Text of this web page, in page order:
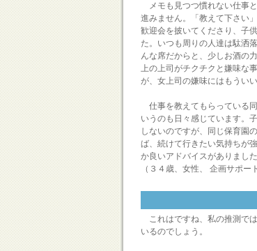
メモも見つつ慣れない仕事
進みません。「教えて下さい
歓迎会を披いてくださり、子
た。いつも周りの人達は駄洒
んな席だからと、少しお酒の
上の上司がチクチクと嫌味な
が、女上司の嫌味にはもうい
仕事を教えてもらっている
いうのも日々感じています。
しないのですが、同じ保育園
ば、続けて行きたい気持ちが
か良いアドバイスがありまし
（３４歳、女性、 企画サポー
これはですね、私の推測で
いるのでしょう。